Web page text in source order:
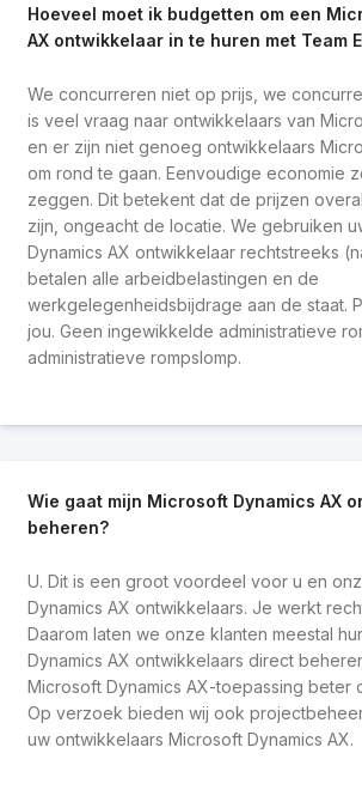
Hoeveel moet ik budgetten om een
AX ontwikkelaar in te huren met Team
We concurreren niet op prijs, we
is veel vraag naar ontwikkelaars van
en er zijn niet genoeg ontwikkelaars
om rond te gaan. Eenvoudige economie
zeggen. Dit betekent dat de prijzen
zijn, ongeacht de locatie. We gebruiken
Dynamics AX ontwikkelaar rechtstreeks
betalen alle arbeidbelastingen en de
werkgelegenheidsbijdrage aan de staat.
jou. Geen ingewikkelde administratieve
administratieve rompslomp.
Wie gaat mijn Microsoft Dynamics AX
beheren?
U. Dit is een groot voordeel voor u en
Dynamics AX ontwikkelaars. Je werkt
Daarom laten we onze klanten meestal
Dynamics AX ontwikkelaars direct
Microsoft Dynamics AX-toepassing beter
Op verzoek bieden wij ook
uw ontwikkelaars Microsoft Dynamics AX.